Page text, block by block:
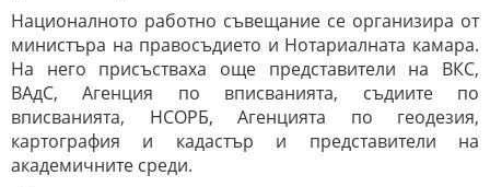
Националното работно съвещание се организира от
министъра на правосъдието и Нотариалната камара.
На него присъстваха още представители на ВКС,
ВАдС, Агенция по вписванията, съдиите по
вписванията, НСОРБ, Агенцията по геодезия,
картография и кадастър и представители на
академичните среди.